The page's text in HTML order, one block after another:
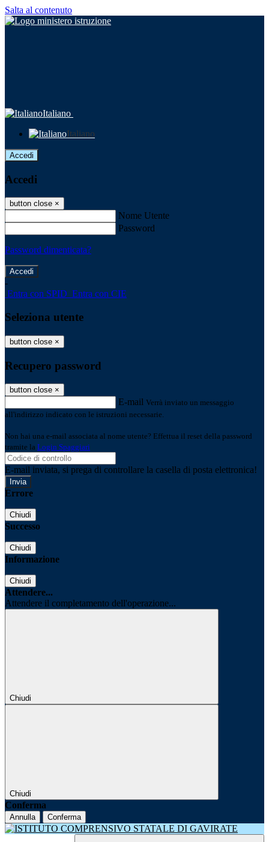
Salta al contenuto
Italiano
Italiano
Accedi
Accedi
button close ×
Nome Utente
Password
Password dimenticata?
-
Entra con SPID Entra con CIE
Seleziona utente
button close ×
Recupero password
button close ×
E-mail Verrà inviato un messaggio
all'indirizzo indicato con le istruzioni necessarie.
Non hai una e-mail associata al nome utente? Effettua il reset della password
tramite la Login Spaggiari
E-mail inviata, si prega di controllare la casella di posta elettronica!
Errore
Chiudi
Successo
Chiudi
Informazione
Chiudi
Attendere...
Attendere il completamento dell'operazione...
Chiudi
Chiudi
Conferma
Annulla Conferma